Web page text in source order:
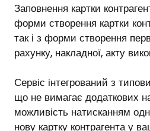
Заповнення картки
форми створення картки
так і з форми створення
рахунку, накладної, акту
Сервіс інтегрований з
що не вимагає додаткових
можливість натисканням
нову картку контрагента у